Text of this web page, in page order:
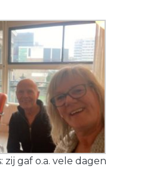
zij gaf o.a. vele dagen